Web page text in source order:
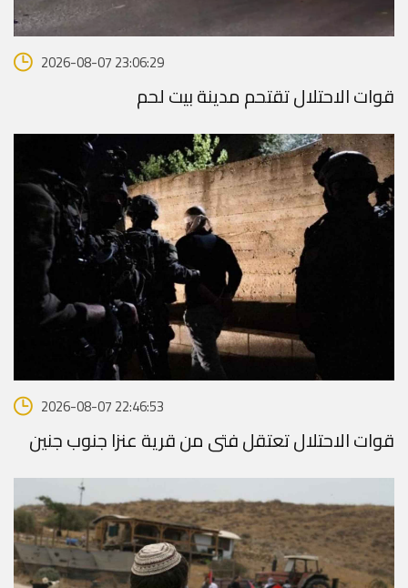
2026-08-07 23:06:29
قوات الاحتلال تقتحم مدينة بيت لحم
2026-08-07 22:46:53
قوات الاحتلال تعتقل فتى من قرية عنزا جنوب جنين